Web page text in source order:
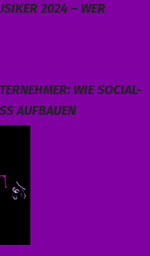
2024 – WER
WIE SOCIAL-
AUFBAUEN